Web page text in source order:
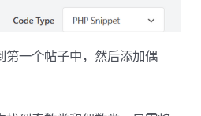
第一个帖子中，然后添加偶